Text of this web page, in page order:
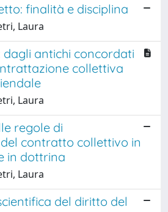
finalità e disciplina
Laura
antichi concordati
collettiva
Laura
regole di
contratto collettivo in
in dottrina
Laura
del diritto del